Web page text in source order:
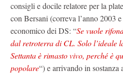
consigli e docile relatore per la
con Bersani (correva l’anno 2003
economico dei DS: “Se vuole
dal retroterra di CL. Solo l’ideale
Settanta è rimasto vivo, perché è
popolare“) e arrivando in sostanza